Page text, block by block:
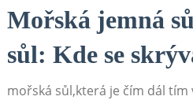
Mořská jemná
sůl: Kde se
mořská sůl,která je čím dál tím